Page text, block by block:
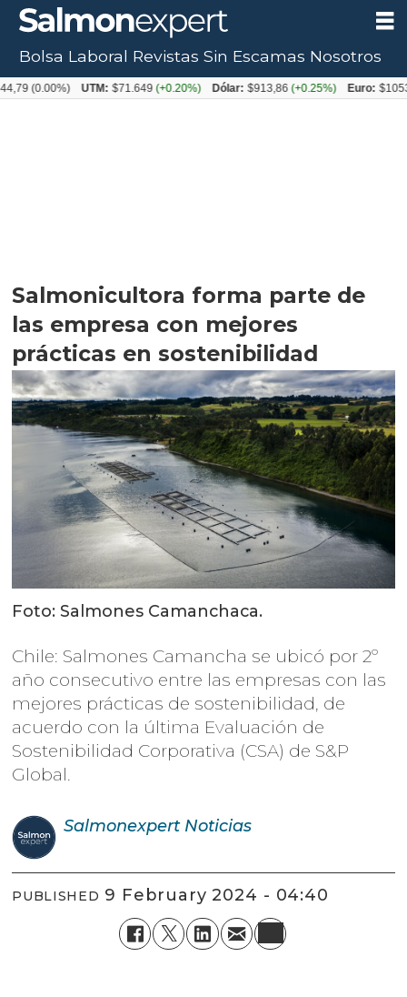
Salmonicultora forma parte de
las empresa con mejores
prácticas en sostenibilidad
Foto: Salmones Camanchaca.
Chile: Salmones Camancha se ubicó por 2º
año consecutivo entre las empresas con las
mejores prácticas de sostenibilidad, de
acuerdo con la última Evaluación de
Sostenibilidad Corporativa (CSA) de S&P
Global.
Salmonexpert Noticias
PUBLISHED 9 February 2024 - 04:40
Bolsa Laboral Revistas Sin Escamas Nosotros
UTM: $71.649(+0.20%) Dólar: $913,86(+0.25%) Euro: $1053,08(-